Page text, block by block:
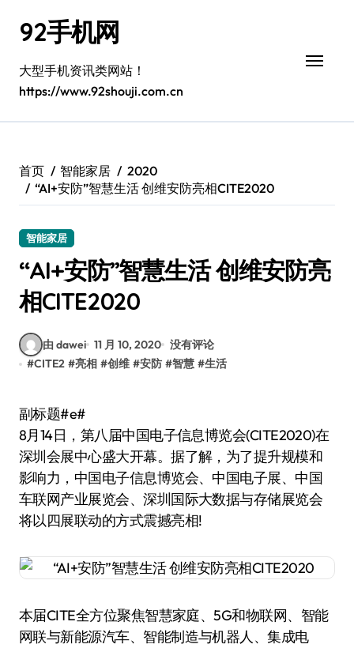
92手机网
大型手机资讯类网站！
https://www.92shouji.com.cn
首页 智能家居
2020
“AI+安防”智慧生活 创维安防亮相CITE2020
智能家居
“AI+安防”智慧生活 创维安防亮
相CITE2020
由 dawei 11 月 10, 2020 没有评论
#CITE2 #亮相 #创维 #安防 #智慧 #生活
副标题#e#
8月14日，第八届中国电子信息博览会(CITE2020)在
深圳会展中心盛大开幕。据了解，为了提升规模和
影响力，中国电子信息博览会、中国电子展、中国
车联网产业展览会、深圳国际大数据与存储展览会
将以四展联动的方式震撼亮相!
本届CITE全方位聚焦智慧家庭、5G和物联网、智能
网联与新能源汽车、智能制造与机器人、集成电